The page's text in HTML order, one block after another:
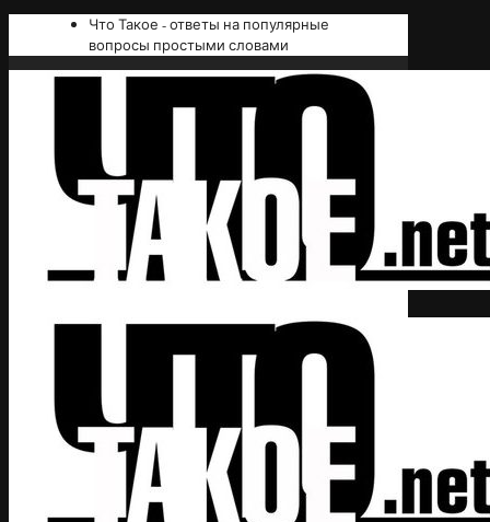
Что Такое - ответы на популярные
вопросы простыми словами